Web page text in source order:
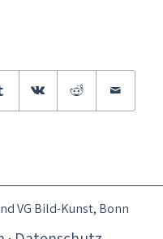
VG Bild-Kunst, Bonn